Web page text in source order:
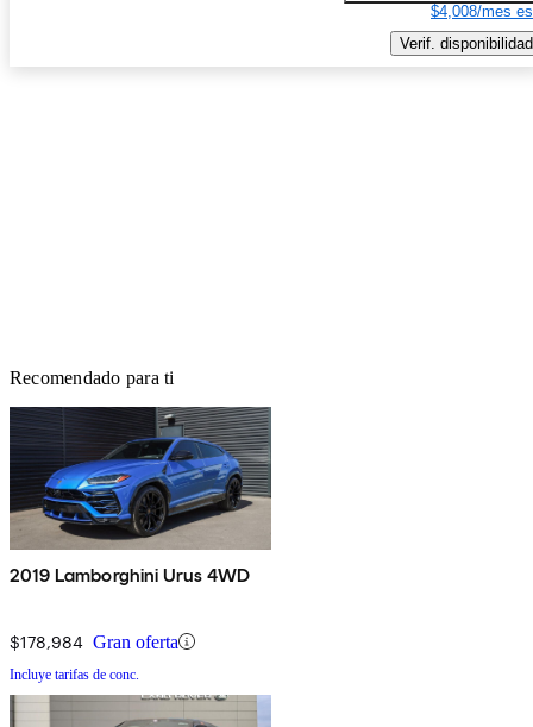
$4,008/mes
Verif. disponibilidad
Recomendado para ti
2019 Lamborghini Urus 4WD
$178,984 Gran oferta
Incluye tarifas de conc.